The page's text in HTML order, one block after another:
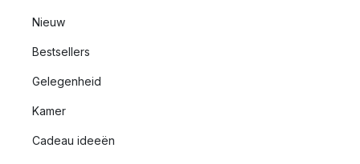
Nieuw
Bestsellers
Gelegenheid
Kamer
Cadeau ideeën